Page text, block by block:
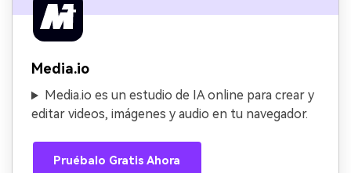
Media.io
Media.io es un estudio de IA online para crear y
editar videos, imágenes y audio en tu navegador.
Pruébalo Gratis Ahora